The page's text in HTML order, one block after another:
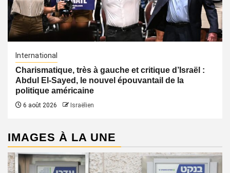
International
Charismatique, très à gauche et critique d’Israël :
Abdul El-Sayed, le nouvel épouvantail de la
politique américaine
6 août 2026 Israëlien
IMAGES À LA UNE